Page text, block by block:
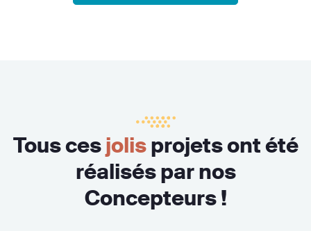
Tous cesjolisprojets ont été
réalisés par nos
Concepteurs !